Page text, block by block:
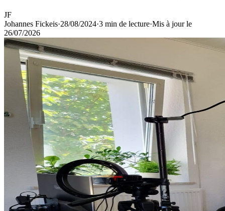
JF
Johannes Fickeis·28/08/2024·3 min de lecture·Mis à jour le
26/07/2026